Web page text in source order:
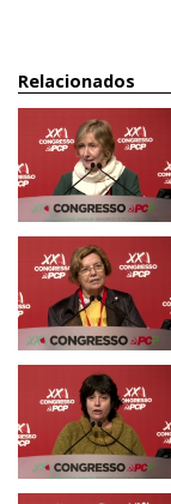
Relacionados